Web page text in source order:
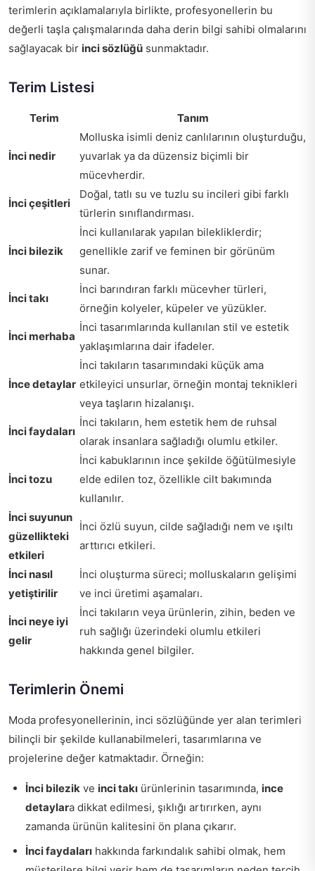
terimlerin açıklamalarıyla birlikte, profesyonellerin bu
değerli taşla çalışmalarında daha derin bilgi sahibi olmalarını
sağlayacak bir inci sözlüğü sunmaktadır.
Terim Listesi
Terim Tanım
İnci nedir
Molluska isimli deniz canlılarının oluşturduğu,
yuvarlak ya da düzensiz biçimli bir
mücevherdir.
İnci çeşitleri
Doğal, tatlı su ve tuzlu su incileri gibi farklı
türlerin sınıflandırması.
İnci bilezik
İnci kullanılarak yapılan bilekliklerdir;
genellikle zarif ve feminen bir görünüm
sunar.
İnci takı
İnci barındıran farklı mücevher türleri,
örneğin kolyeler, küpeler ve yüzükler.
İnci merhaba
İnci tasarımlarında kullanılan stil ve estetik
yaklaşımlarına dair ifadeler.
İnce detaylar
İnci takıların tasarımındaki küçük ama
etkileyici unsurlar, örneğin montaj teknikleri
veya taşların hizalanışı.
İnci faydaları
İnci takıların, hem estetik hem de ruhsal
olarak insanlara sağladığı olumlu etkiler.
İnci tozu
İnci kabuklarının ince şekilde öğütülmesiyle
elde edilen toz, özellikle cilt bakımında
kullanılır.
İnci suyunun
güzellikteki
etkileri
İnci özlü suyun, cilde sağladığı nem ve ışıltı
arttırıcı etkileri.
İnci nasıl
yetiştirilir
İnci oluşturma süreci; molluskaların gelişimi
ve inci üretimi aşamaları.
İnci neye iyi
gelir
İnci takıların veya ürünlerin, zihin, beden ve
ruh sağlığı üzerindeki olumlu etkileri
hakkında genel bilgiler.
Terimlerin Önemi
Moda profesyonellerinin, inci sözlüğünde yer alan terimleri
bilinçli bir şekilde kullanabilmeleri, tasarımlarına ve
projelerine değer katmaktadır. Örneğin:
İnci bilezik ve inci takı ürünlerinin tasarımında, ince
detaylara dikkat edilmesi, şıklığı artırırken, aynı
zamanda ürünün kalitesini ön plana çıkarır.
İnci faydaları hakkında farkındalık sahibi olmak, hem